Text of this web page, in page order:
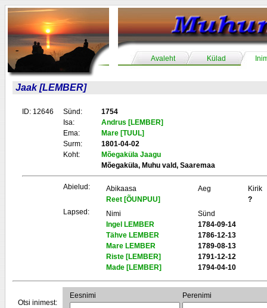
Avaleht Külad
Jaak [LEMBER]
ID: 12646 Sünd:
1754
Isa:
Andrus [LEMBER]
Ema:
Mare [TUUL]
Surm:
1801-04-02
Koht:
Mõegaküla Jaagu
Mõegaküla, Muhu vald, Saaremaa
Abielud: Abikaasa Aeg
Kirik
Reet [ÕUNPUU]
?
Lapsed:
Nimi
Sünd
Ingel LEMBER
1784-09-14
Tähve LEMBER
1786-12-13
Mare LEMBER
1789-08-13
Riste [LEMBER]
1791-12-12
Made [LEMBER]
1794-04-10
Otsi inimest:
Eesnimi Perenimi